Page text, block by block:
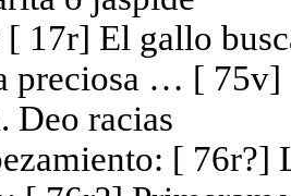
17r] El gallo
preciosa … [ 75v]
Deo racias
[ 76r?]